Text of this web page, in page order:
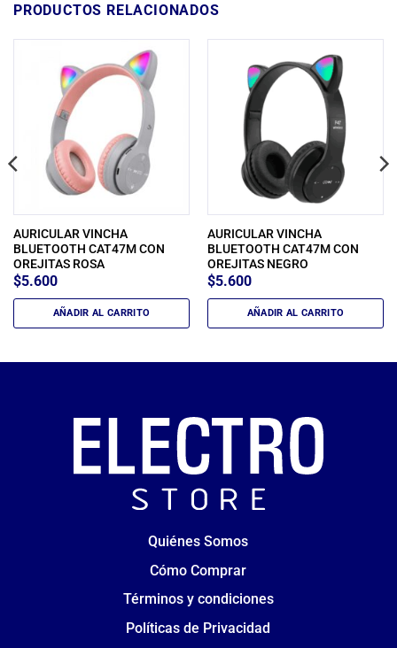
PRODUCTOS RELACIONADOS
AURICULAR VINCHA
BLUETOOTH CAT47M CON
OREJITAS ROSA
$5.600
AÑADIR AL CARRITO
AURICULAR VINCHA
BLUETOOTH CAT47M CON
OREJITAS NEGRO
$5.600
AÑADIR AL CARRITO
Quiénes Somos
Cómo Comprar
Términos y condiciones
Políticas de Privacidad